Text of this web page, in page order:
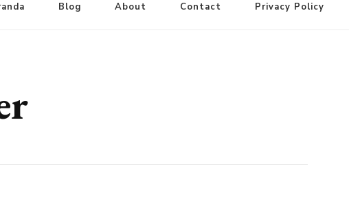
Blog About Contact Privacy Policy